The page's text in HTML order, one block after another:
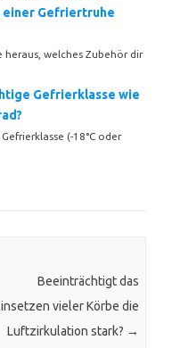
einer Gefriertruhe
welches Zubehör dir
Gefrierklasse wie
(-18°C oder
Beeinträchtigt das
vieler Körbe die
Luftzirkulation stark? →